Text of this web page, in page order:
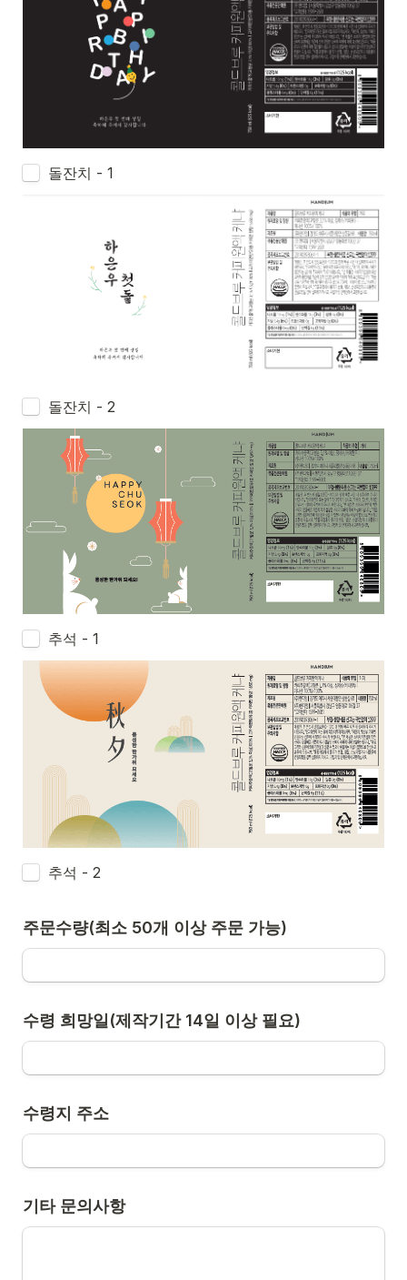
돌잔치 - 1
돌잔치 - 2
추석 - 1
추석 - 2
주문수량(최소 50개 이상 주문 가능)
수령 희망일(제작기간 14일 이상 필요)
수령지 주소
기타 문의사항